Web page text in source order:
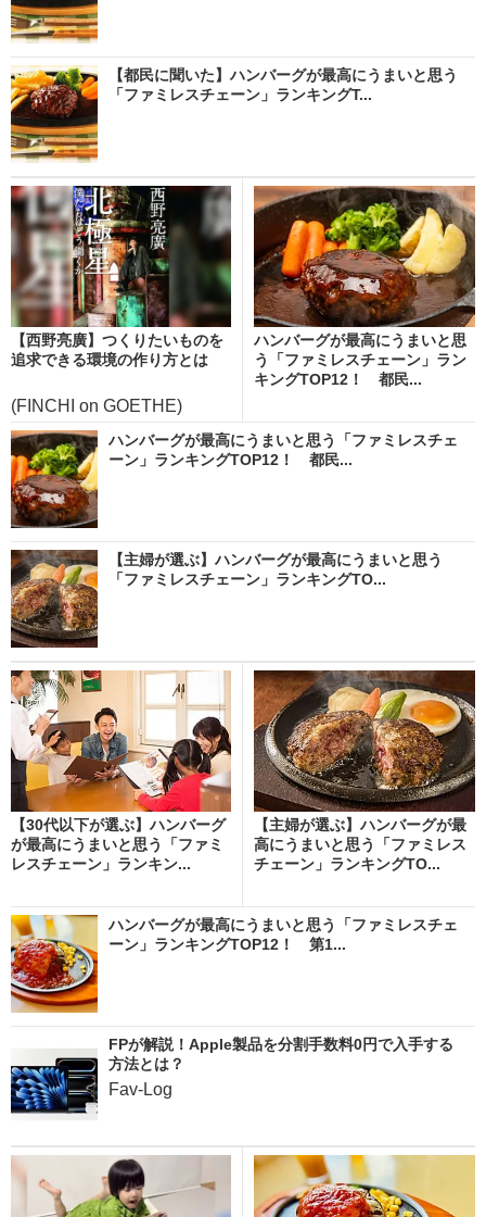
【都民に聞いた】ハンバーグが最高にうまいと思う
「ファミレスチェーン」ランキングT...
【西野亮廣】つくりたいものを
追求できる環境の作り方とは
(FINCHI on GOETHE)
ハンバーグが最高にうまいと思
う「ファミレスチェーン」ラン
キングTOP12！ 都民...
ハンバーグが最高にうまいと思う「ファミレスチェ
ーン」ランキングTOP12！ 都民...
【主婦が選ぶ】ハンバーグが最高にうまいと思う
「ファミレスチェーン」ランキングTO...
【30代以下が選ぶ】ハンバーグ
が最高にうまいと思う「ファミ
レスチェーン」ランキン...
【主婦が選ぶ】ハンバーグが最
高にうまいと思う「ファミレス
チェーン」ランキングTO...
ハンバーグが最高にうまいと思う「ファミレスチェ
ーン」ランキングTOP12！ 第1...
FPが解説！Apple製品を分割手数料0円で入手する
方法とは？
Fav-Log